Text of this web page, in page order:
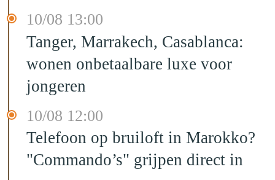
10/08 13:00
Tanger, Marrakech, Casablanca:
wonen onbetaalbare luxe voor
jongeren
10/08 12:00
Telefoon op bruiloft in Marokko?
"Commando’s" grijpen direct in